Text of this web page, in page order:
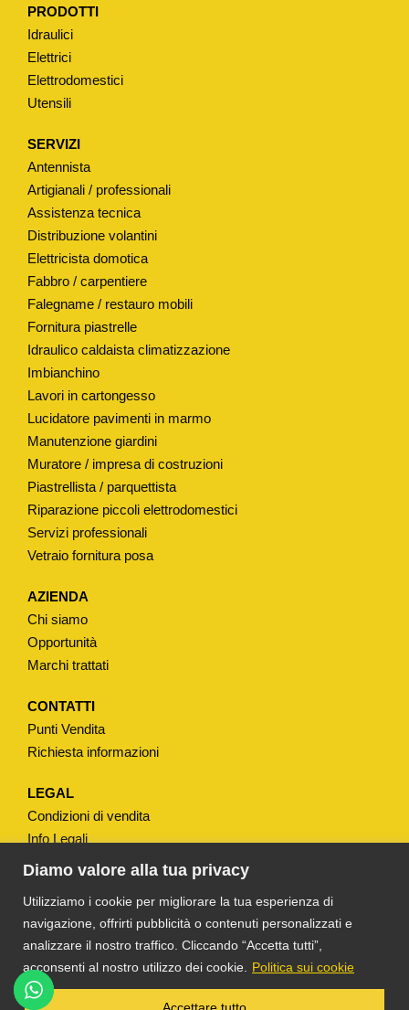
Diamo valore alla tua privacy
Utilizziamo i cookie per migliorare la tua esperienza di
navigazione, offrirti pubblicità o contenuti personalizzati e
analizzare il nostro traffico. Cliccando “Accetta tutti”,
acconsenti al nostro utilizzo dei cookie.
Politica sui cookie
Accettare tutto
F
O
N
O
P
E
R
N
F
L
C
A
S
S
E
T
T
A
N
C
T
I
P
O
"
S
PRODOTTI
Idraulici
Elettrici
Elettrodomestici
Utensili
SERVIZI
Antennista
Artigianali / professionali
Assistenza tecnica
Distribuzione volantini
Elettricista domotica
Fabbro / carpentiere
Falegname / restauro mobili
Fornitura piastrelle
Idraulico caldaista climatizzazione
Imbianchino
Lavori in cartongesso
Lucidatore pavimenti in marmo
Manutenzione giardini
Muratore / impresa di costruzioni
Piastrellista / parquettista
Riparazione piccoli elettrodomestici
Servizi professionali
Vetraio fornitura posa
AZIENDA
Chi siamo
Opportunità
Marchi trattati
CONTATTI
Punti Vendita
Richiesta informazioni
LEGAL
Condizioni di vendita
Info Legali
Note Legali
TS DACOM S.R.L. UNIPERSONALE P. IVA